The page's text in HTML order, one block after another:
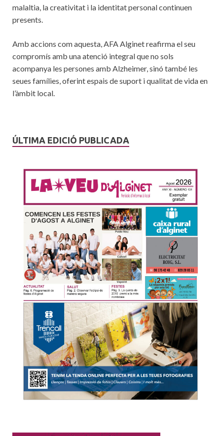
malaltia, la creativitat i la identitat personal continuen
presents.
Amb accions com aquesta, AFA Alginet reafirma el seu
compromís amb una atenció integral que no sols
acompanya les persones amb Alzheimer, sinó també les
seues famílies, oferint espais de suport i qualitat de vida en
l’àmbit local.
ÚLTIMA EDICIÓ PUBLICADA